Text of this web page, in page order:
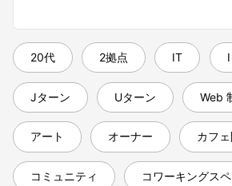
20代 2拠点 IT
Jターン Uターン Web
アート オーナー カフ
コミュニティ コワーキングス